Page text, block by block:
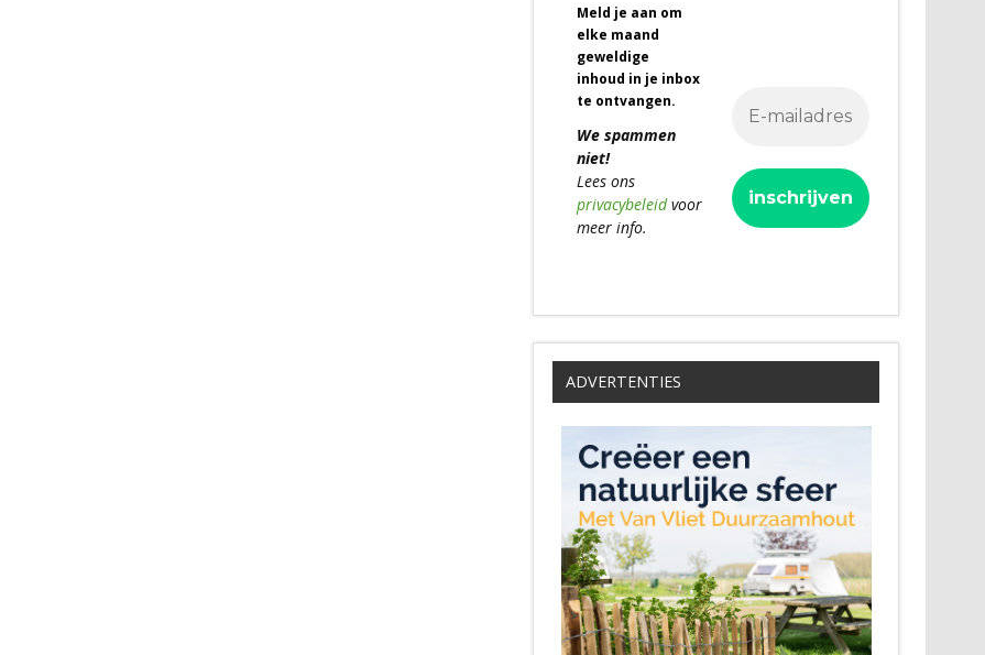
Meld je aan om
elke maand
geweldige
inhoud in je inbox
te ontvangen.
We spammen
niet!
Lees ons
privacybeleidvoor
meer info.
ADVERTENTIES